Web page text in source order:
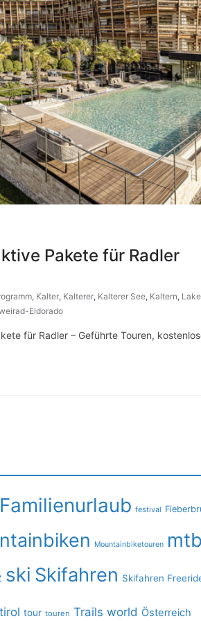
Pakete für Radler
, Kalter, Kalterer, Kalterer See, Kaltern,
Eldorado
für Radler – Geführte Touren,
Familienurlaub festival
Mountainbiketouren mtb
ski Skifahren Skifahren
tirol tour touren Trails world Österreich